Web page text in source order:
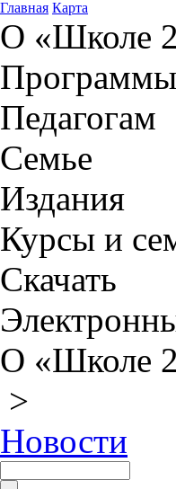
Главная Карта
О «Школе
Программы
Педагогам
Семье
Издания
Курсы и
Скачать
О «Школе
>
Новости